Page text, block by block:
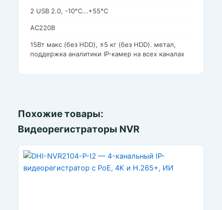
2 USB 2.0, -10°C...+55°C
АC220В
15Вт макс (без HDD), ≤5 кг (без HDD). метал,
поддержка аналитики IP-камер на всех каналах
Похожие товары:
Видеорегистраторы NVR